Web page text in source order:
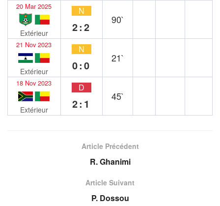
20 Mar 2025
Extérieur
N
2:2
90`
21 Nov 2023
Extérieur
N
0:0
21`
18 Nov 2023
Extérieur
D
2:1
45`
Article Précédent
R. Ghanimi
Article Suivant
P. Dossou